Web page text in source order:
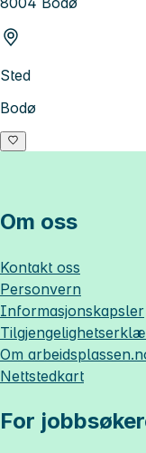
Sted
Bodø
Om oss
Kontakt oss
Personvern
Informasjonskapsler
Om
Nettstedkart
For